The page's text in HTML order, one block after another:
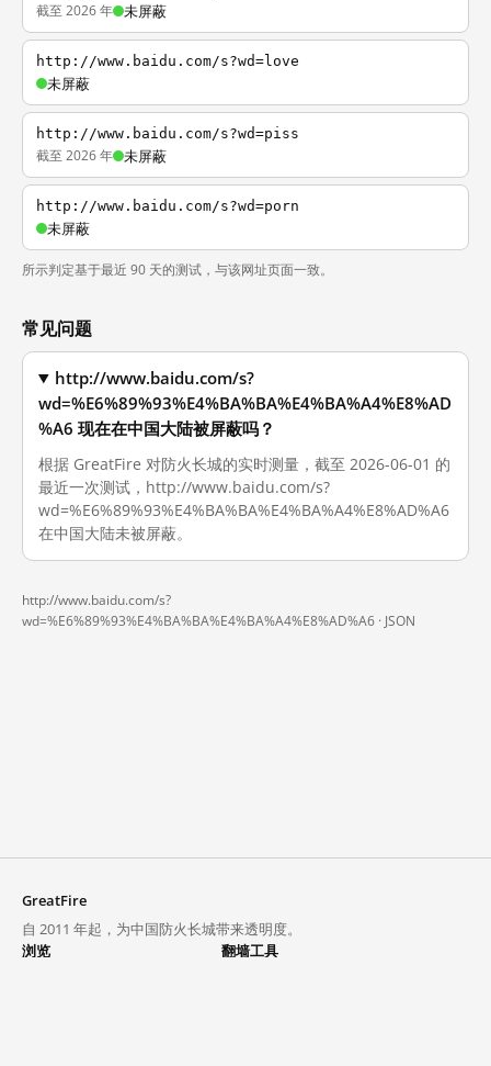
截至 2026 年 未屏蔽
http://www.baidu.com/s?wd=love
未屏蔽
http://www.baidu.com/s?wd=piss
截至 2026 年 未屏蔽
http://www.baidu.com/s?wd=porn
未屏蔽
所示判定基于最近 90 天的测试，与该网址页面一致。
常见问题
http://www.baidu.com/s?
wd=%E6%89%93%E4%BA%BA%E4%BA%A4%E8%AD
%A6 现在在中国大陆被屏蔽吗？
根据 GreatFire 对防火长城的实时测量，截至 2026-06-01 的
最近一次测试，http://www.baidu.com/s?
wd=%E6%89%93%E4%BA%BA%E4%BA%A4%E8%AD%A6
在中国大陆未被屏蔽。
http://www.baidu.com/s?
wd=%E6%89%93%E4%BA%BA%E4%BA%A4%E8%AD%A6 · JSON
GreatFire
自 2011 年起，为中国防火长城带来透明度。
浏览
翻墙工具